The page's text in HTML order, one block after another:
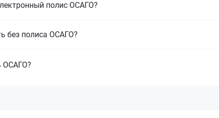
полис ОСАГО?
без полиса ОСАГО?
ОСАГО?